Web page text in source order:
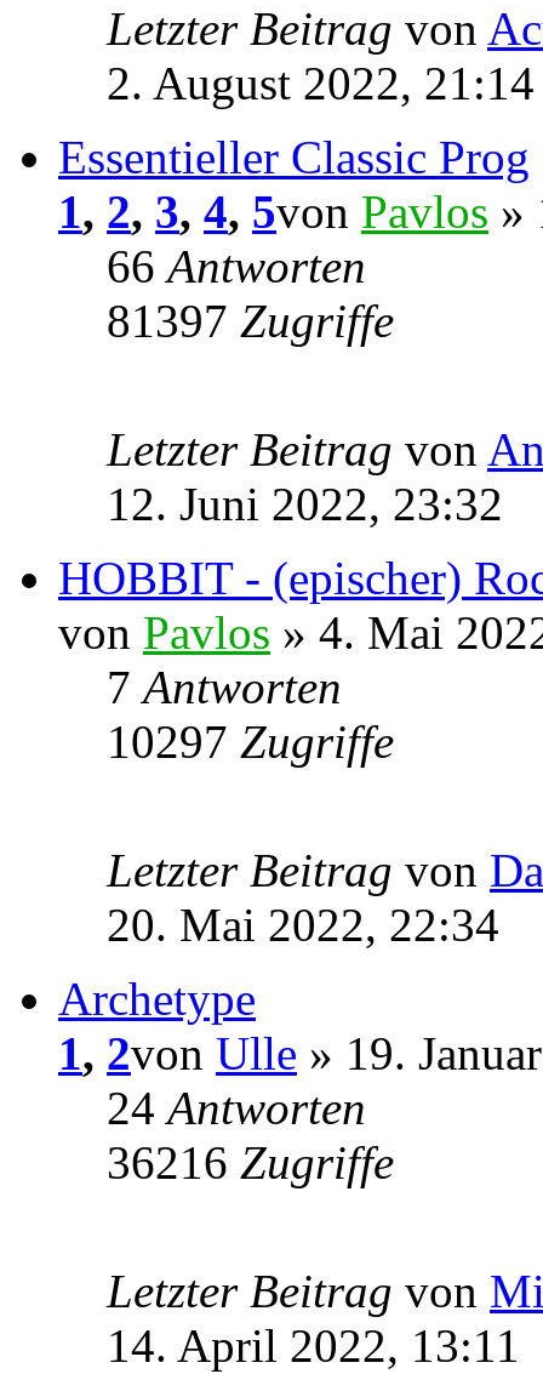
Letzter Beitrag von
2. August 2022, 21:14
Essentieller Classic Prog
1, 2, 3, 4, 5von Pavlos »
66Antworten
81397 Zugriffe
Letzter Beitrag von
12. Juni 2022, 23:32
HOBBIT - (epischer)
von Pavlos » 4. Mai
7Antworten
10297 Zugriffe
Letzter Beitrag von
20. Mai 2022, 22:34
Archetype
1, 2von Ulle » 19.
24Antworten
36216 Zugriffe
Letzter Beitrag von
14. April 2022, 13:11